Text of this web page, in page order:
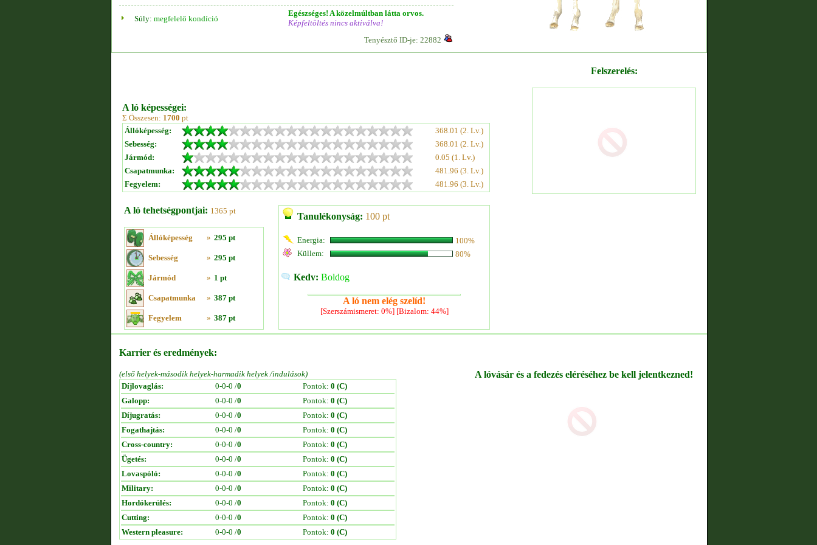
Súly: megfelelő kondíció
Egészséges! A közelmúltban látta orvos.
Képfeltöltés nincs aktiválva!
Tenyésztő ID-je: 22882
A ló képességei:
Σ Összesen: 1700 pt
Állóképesség:
368.01 (2. Lv.)
Sebesség:
368.01 (2. Lv.)
Jármód:
0.05 (1. Lv.)
Csapatmunka:
481.96 (3. Lv.)
Fegyelem:
481.96 (3. Lv.)
A ló tehetségpontjai: 1365 pt
Állóképesség » 295 pt
Sebesség » 295 pt
Jármód » 1 pt
Csapatmunka » 387 pt
Fegyelem » 387 pt
Tanulékonyság: 100 pt
Energia:
100%
Küllem:
80%
Kedv: Boldog
A ló nem elég szelíd!
[Szerszámismeret: 0%] [Bizalom: 44%]
Felszerelés:
Karrier és eredmények:
(első helyek-második helyek-harmadik helyek /indulások)
Díjlovaglás:
0-0-0 /0 Pontok: 0 (C)
Galopp:
0-0-0 /0 Pontok: 0 (C)
Díjugratás:
0-0-0 /0 Pontok: 0 (C)
Fogathajtás:
0-0-0 /0 Pontok: 0 (C)
Cross-country:
0-0-0 /0 Pontok: 0 (C)
Ügetés:
0-0-0 /0 Pontok: 0 (C)
Lovaspóló:
0-0-0 /0 Pontok: 0 (C)
Military:
0-0-0 /0 Pontok: 0 (C)
Hordókerülés:
0-0-0 /0 Pontok: 0 (C)
Cutting:
0-0-0 /0 Pontok: 0 (C)
Western pleasure:
0-0-0 /0 Pontok: 0 (C)
A lóvásár és a fedezés eléréséhez be kell jelentkezned!